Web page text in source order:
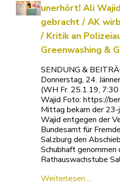
unerhört! Ali
gebracht / AK
/ Kritik an
Greenwashing &
SENDUNG &
Donnerstag, 24.
(WH Fr. 25.1.19,
Wajid Foto: https://
Mittag bekam der
Wajid entgegen der
Bundesamt für
Salzburg den
Schubhaft genommen
Rathauswachstube
Weiterlesen ...